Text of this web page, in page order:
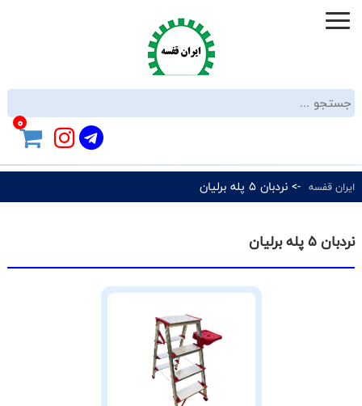
0
ایران قفسه -> نردبان 5 پله برلیان
نردبان 5 پله برلیان